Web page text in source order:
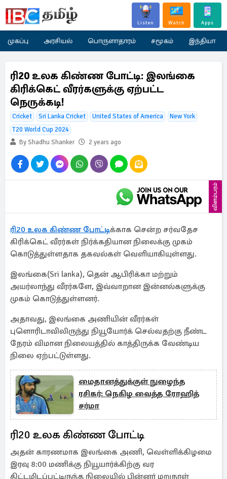
Listen Watch Apps
முகப்பு அரசியல் பொருளாதாரம் சமூகம் இந்தியா
ரி20 உலக கிண்ண போட்டி: இலங்கை
கிரிக்கெட் வீரர்களுக்கு ஏற்பட்ட
நெருக்கடி!
Cricket Sri Lanka Cricket United States of America
New York
T20 World Cup 2024
By Shadhu Shanker
2 years ago
விளம்பரம்
ரி20 உலக கிண்ண போட்டிக்காக சென்ற சர்வதேச
கிரிக்கெட் வீரர்கள் நிர்க்கதியான நிலைக்கு முகம்
கொடுத்துள்ளதாக தகவல்கள் வெளியாகியுள்ளது.
இலங்கை(Sri lanka), தென் ஆபிரிக்கா மற்றும்
அயர்லாந்து வீரர்களே, இவ்வாறான இன்னல்களுக்கு
முகம் கொடுத்துள்ளனர்.
அதாவது, இலங்கை அணியின் வீரர்கள்
புளொரிடாவிலிருந்து நியூயோர்க் செல்வதற்கு நீண்ட
நேரம் விமான நிலையத்தில் காத்திருக்க வேண்டிய
நிலை ஏற்பட்டுள்ளது.
மைதானத்துக்குள் நுழைந்த
ரசிகர்: நெகிழ வைத்த ரோஹித்
சர்மா
ரி20 உலக கிண்ண போட்டி
அதன் காரணமாக இலங்கை அணி, வெள்ளிக்கிழமை
இரவு 8:00 மணிக்கு நியூயார்க்கிற்கு வர
திட்டமிடப்பட்டிருந்த நிலையில் பின்னர் மறுநாள்